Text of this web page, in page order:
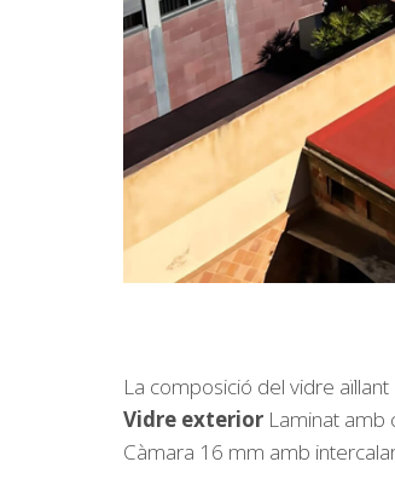
La composició del vidre aïllant
Vidre exterior Laminat amb
Càmara 16 mm amb